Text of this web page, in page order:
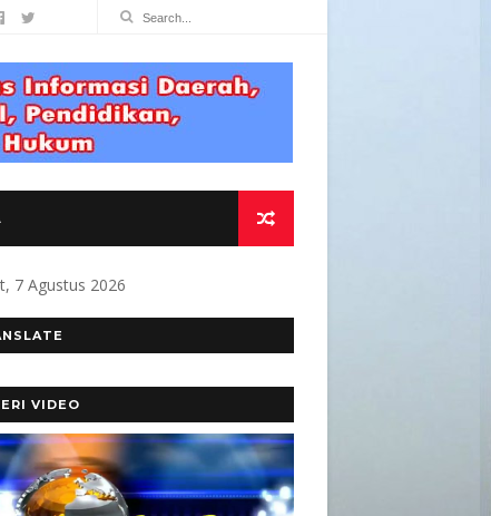
KAMI MEMBANGUN MEDIA YANG
7 Agustus 2026
VIDEO